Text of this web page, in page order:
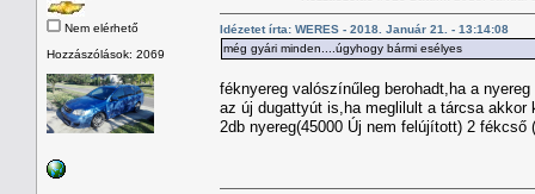
Nem elérhető
Hozzászólások: 2069
Idézetet írta: WERES - 2018. Január 21. - 13:14:08
még gyári minden....úgyhogy bármi esélyes
féknyereg valószínűleg berohadt,ha a
az új dugattyút is,ha meglilult a tárcsa akkor
2db nyereg(45000 Új nem felújított) 2 fékcső